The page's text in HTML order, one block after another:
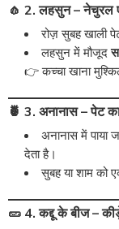
🧄 2. लहसुन – नेचुरल
रोज़ सुबह खाली
लहसुन में मौजूद
👉 कच्चा खाना
🍍 3. अनानास – पेट
अनानास में पाया
देता है।
सुबह या शाम को
🥒 4. कद्दू के बीज –